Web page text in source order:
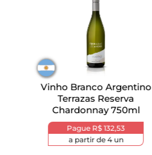
Vinho Branco Argentino
Terrazas Reserva
Chardonnay 750ml
Pague R$ 132,53
a partir de4un